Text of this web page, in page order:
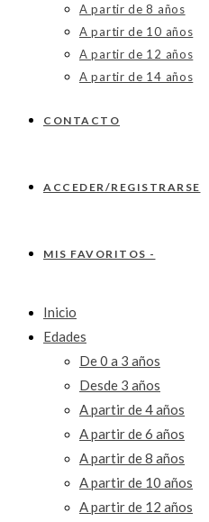
A partir de 8 años
A partir de 10 años
A partir de 12 años
A partir de 14 años
CONTACTO
ACCEDER/REGISTRARSE
MIS FAVORITOS -
Inicio
Edades
De 0 a 3 años
Desde 3 años
A partir de 4 años
A partir de 6 años
A partir de 8 años
A partir de 10 años
A partir de 12 años